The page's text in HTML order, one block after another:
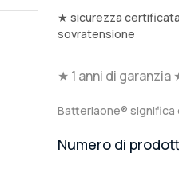
★ sicurezza
sovratensione
★ 1 anni di garanzia
Batteriaone® significa
Numero di